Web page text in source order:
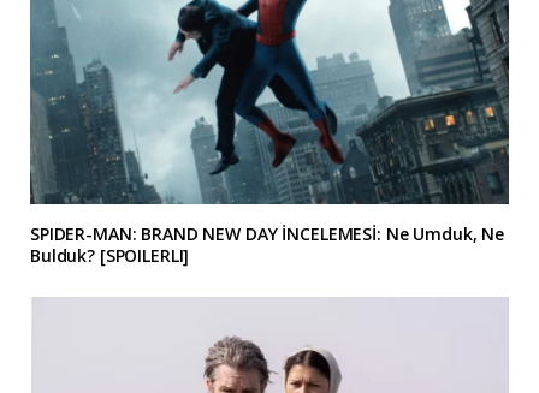
SPIDER-MAN: BRAND NEW DAY İNCELEMESİ: Ne Umduk, Ne
Bulduk? [SPOILERLI]